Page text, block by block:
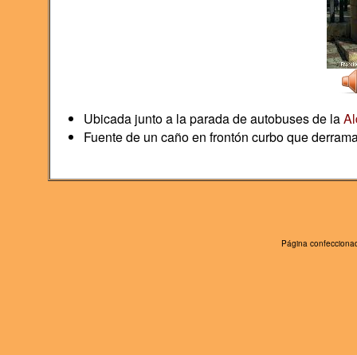
Ubicada junto a la parada de autobuses de la
Fuente de un caño en frontón curbo que
Página